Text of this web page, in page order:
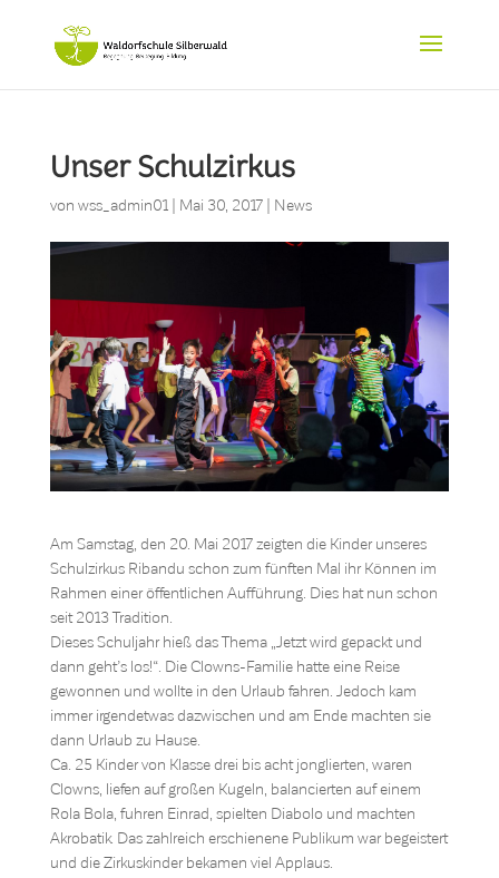
Unser Schulzirkus
von wss_admin01| Mai 30, 2017| News
Am Samstag, den 20. Mai 2017 zeigten die Kinder unseres
Schulzirkus Ribandu schon zum fünften Mal ihr Können im
Rahmen einer öffentlichen Aufführung. Dies hat nun schon
seit 2013 Tradition.
Dieses Schuljahr hieß das Thema „Jetzt wird gepackt und
dann geht’s los!“. Die Clowns-Familie hatte eine Reise
gewonnen und wollte in den Urlaub fahren. Jedoch kam
immer irgendetwas dazwischen und am Ende machten sie
dann Urlaub zu Hause.
Ca. 25 Kinder von Klasse drei bis acht jonglierten, waren
Clowns, liefen auf großen Kugeln, balancierten auf einem
Rola Bola, fuhren Einrad, spielten Diabolo und machten
Akrobatik. Das zahlreich erschienene Publikum war begeistert
und die Zirkuskinder bekamen viel Applaus.